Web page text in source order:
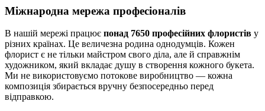
Міжнародна мережа професіоналів
В нашій мережі працює понад 7650 професійних флористів у
різних країнах. Це величезна родина однодумців. Кожен
флорист є не тільки майстром свого діла, але й справжнім
художником, який вкладає душу в створення кожного букета.
Ми не використовуємо потокове виробництво — кожна
композиція збирається вручну безпосередньо перед
відправкою.